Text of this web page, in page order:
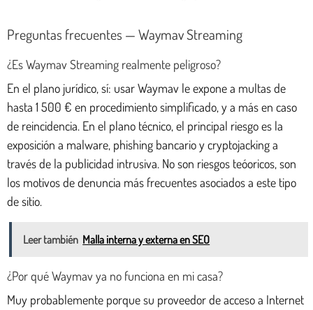
Preguntas frecuentes — Waymav Streaming
¿Es Waymav Streaming realmente peligroso?
En el plano jurídico, sí: usar Waymav le expone a multas de
hasta 1 500 € en procedimiento simplificado, y a más en caso
de reincidencia. En el plano técnico, el principal riesgo es la
exposición a malware, phishing bancario y cryptojacking a
través de la publicidad intrusiva. No son riesgos teóoricos, son
los motivos de denuncia más frecuentes asociados a este tipo
de sitio.
Leer también Malla interna y externa en SEO
¿Por qué Waymav ya no funciona en mi casa?
Muy probablemente porque su proveedor de acceso a Internet